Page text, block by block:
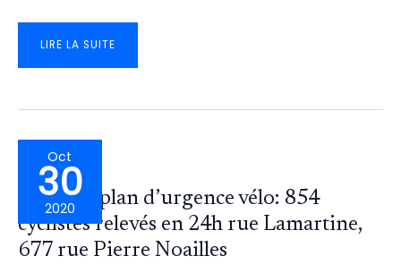
25
TALENÇAIS
LIRE LA SUITE
Oct
30
2020
Bilan du plan d’urgence vélo: 854
cyclistes relevés en 24h rue Lamartine,
677 rue Pierre Noailles